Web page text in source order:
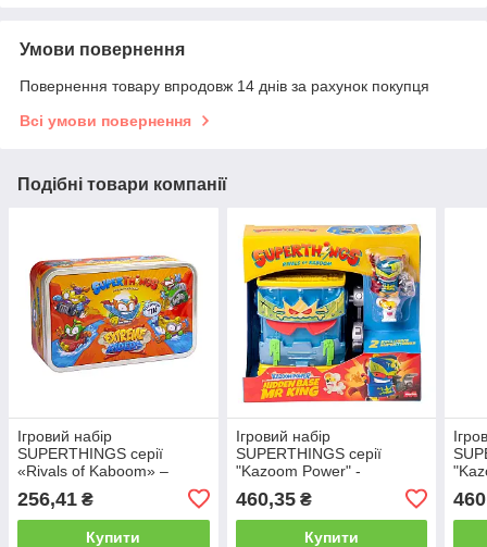
Умови повернення
Повернення товару впродовж 14 днів за рахунок покупця
Всі умови повернення
Подібні товари компанії
Ігровий набір
SUPERTHINGS серії
«Rivals of Kaboom» –
ГОНЩИКИ (5 екскл.
фігурок)
256,41 ₴
Купити
Ігровий набір
SUPERTHINGS серії
"Kazoom Power" -
МІСТЕРА КІНГА
460,35₴
Купити